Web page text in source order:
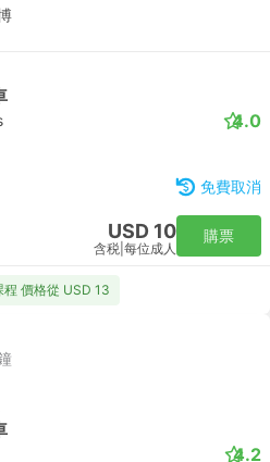
4.0
免費取消
USD 10
含税 每位成人
購票
程 價格從 USD 13
4.2